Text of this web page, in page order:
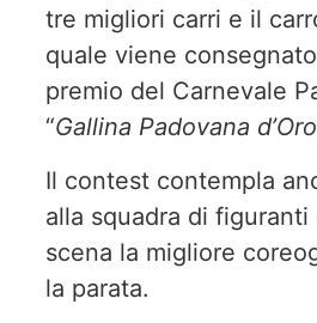
tre migliori carri e il
quale viene consegnato
premio del Carnevale
“Gallina Padovana
Il contest contempla
alla squadra di
scena la migliore
la parata.